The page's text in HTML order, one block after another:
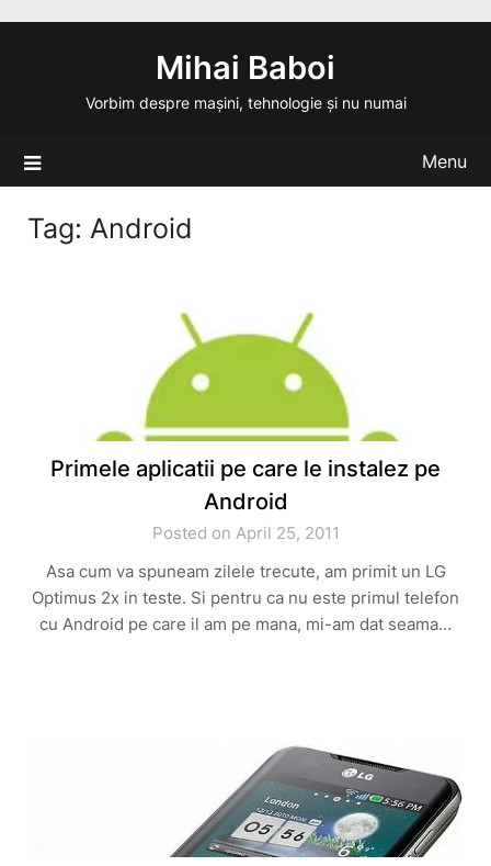
Mihai Baboi
Vorbim despre mașini, tehnologie și nu numai
Menu
Tag: Android
Primele aplicatii pe care le instalez pe
Android
Posted on April 25, 2011
Asa cum va spuneam zilele trecute, am primit un LG
Optimus 2x in teste. Si pentru ca nu este primul telefon
cu Android pe care il am pe mana, mi-am dat seama…